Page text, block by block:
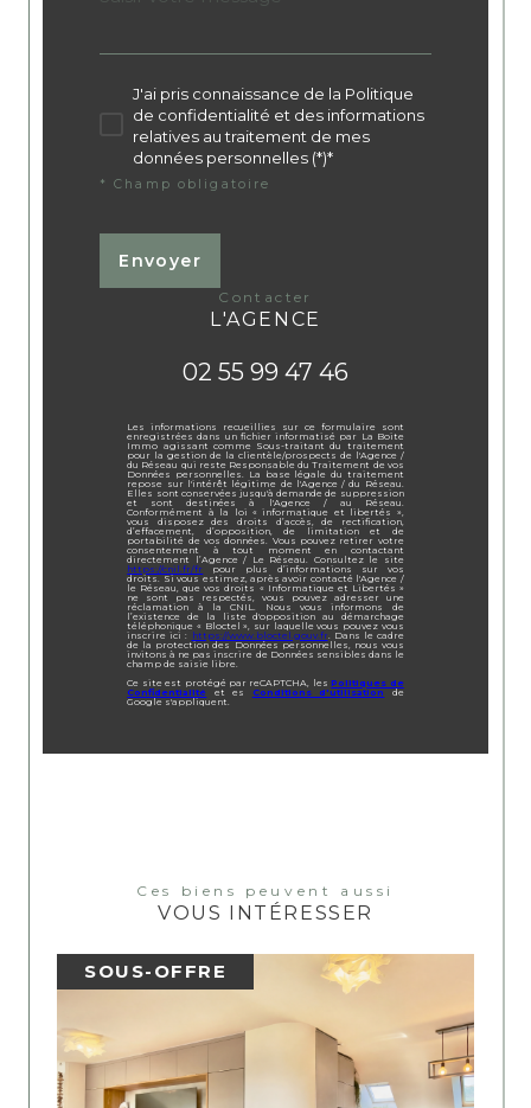
J'ai pris connaissance de la Politique
de confidentialité et des informations
relatives au traitement de mes
données personnelles (*)*
* Champ obligatoire
Envoyer
contacter
L'AGENCE
02 55 99 47 46
Les informations recueillies sur ce formulaire sont
enregistrées dans un fichier informatisé par La Boite
Immo agissant comme Sous-traitant du traitement
pour la gestion de la clientèle/prospects de l'Agence /
du Réseau qui reste Responsable du Traitement de vos
Données personnelles. La base légale du traitement
repose sur l'intérêt légitime de l'Agence / du Réseau.
Elles sont conservées jusqu'à demande de suppression
et sont destinées à l'Agence / au Réseau.
Conformément à la loi « informatique et libertés »,
vous disposez des droits d’accès, de rectification,
d’effacement, d’opposition, de limitation et de
portabilité de vos données. Vous pouvez retirer votre
consentement à tout moment en contactant
directement l’Agence / Le Réseau. Consultez le site
https://cnil.fr/fr
pour plus d’informations sur vos
droits. Si vous estimez, après avoir contacté l'Agence /
le Réseau, que vos droits « Informatique et Libertés »
ne sont pas respectés, vous pouvez adresser une
réclamation à la CNIL. Nous vous informons de
l’existence de la liste d'opposition au démarchage
téléphonique « Bloctel », sur laquelle vous pouvez vous
inscrire ici : https://www.bloctel.gouv.fr. Dans le cadre
de la protection des Données personnelles, nous vous
invitons à ne pas inscrire de Données sensibles dans le
champ de saisie libre.
Ce site est protégé par reCAPTCHA, lesPolitiques de
Confidentialité et es Conditions d'utilisationde
Google s'appliquent.
Ces biens peuvent aussi
VOUS INTÉRESSER
SOUS-OFFRE